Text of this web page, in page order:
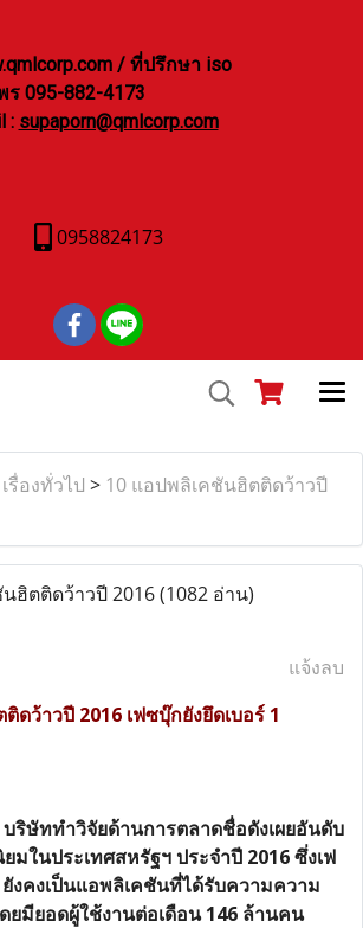
/ ที่ปรึกษา iso
ร 095-882-4173
: supaporn@qmlcorp.com
0958824173
เรื่องทั่วไป > 10 แอปพลิเคชันฮิตติดว้าวปี
ฮิตติดว้าวปี 2016(1082 อ่าน)
แจ้งลบ
ดว้าวปี 2016 เฟซบุ๊กยังยึดเบอร์ 1
ริษัททำวิจัยด้านการตลาดชื่อดังเผยอันดับ
มในประเทศสหรัฐฯ ประจำปี 2016 ซึ่งเฟ
งคงเป็นแอพลิเคชันที่ได้รับความความ
ยมียอดผู้ใช้งานต่อเดือน 146 ล้านคน